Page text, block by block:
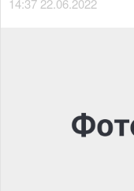
14:37 22.06.2022